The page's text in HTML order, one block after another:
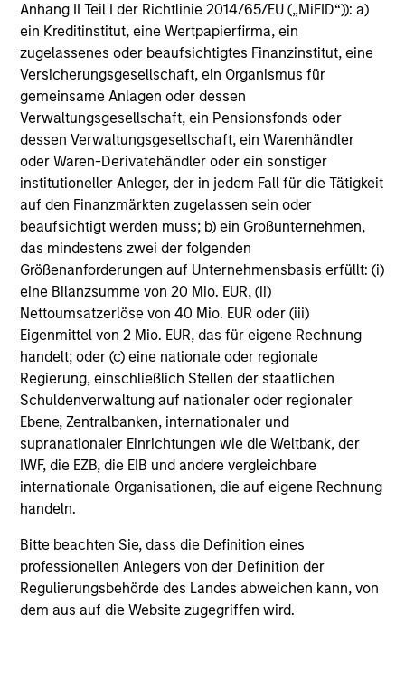
Anhang II Teil I der Richtlinie 2014/65/EU („MiFID“)): a)
ein Kreditinstitut, eine Wertpapierfirma, ein
zugelassenes oder beaufsichtigtes Finanzinstitut, eine
Versicherungsgesellschaft, ein Organismus für
gemeinsame Anlagen oder dessen
Verwaltungsgesellschaft, ein Pensionsfonds oder
dessen Verwaltungsgesellschaft, ein Warenhändler
oder Waren-Derivatehändler oder ein sonstiger
institutioneller Anleger, der in jedem Fall für die Tätigkeit
auf den Finanzmärkten zugelassen sein oder
beaufsichtigt werden muss; b) ein Großunternehmen,
das mindestens zwei der folgenden
Größenanforderungen auf Unternehmensbasis erfüllt: (i)
eine Bilanzsumme von 20 Mio. EUR, (ii)
Nettoumsatzerlöse von 40 Mio. EUR oder (iii)
Eigenmittel von 2 Mio. EUR, das für eigene Rechnung
handelt; oder (c) eine nationale oder regionale
Regierung, einschließlich Stellen der staatlichen
Schuldenverwaltung auf nationaler oder regionaler
Ebene, Zentralbanken, internationaler und
supranationaler Einrichtungen wie die Weltbank, der
IWF, die EZB, die EIB und andere vergleichbare
internationale Organisationen, die auf eigene Rechnung
handeln.
Bitte beachten Sie, dass die Definition eines
professionellen Anlegers von der Definition der
Regulierungsbehörde des Landes abweichen kann, von
dem aus auf die Website zugegriffen wird.
Focus on issue selection & yield curve management
Exploit inefficiencies in asset- and mortgage-
backed securities
Systematically underweight corporate bonds
2 Our Objective:
To serve as a ‘hedge’ to falling equity and other risk
asset prices
To help cushion against market volatility
Seek to provide liquidity in all market conditions
Portfolio Managers
Kyle Johns, CFA